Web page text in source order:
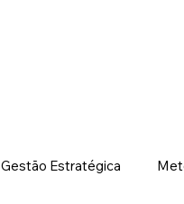
Gestão Estratégica